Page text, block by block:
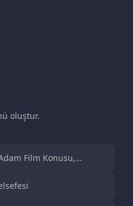
oluştur.
Film Konusu,